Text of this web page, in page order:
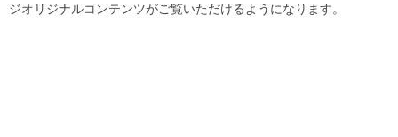
ジオリジナルコンテンツがご覧いただけるようになります。